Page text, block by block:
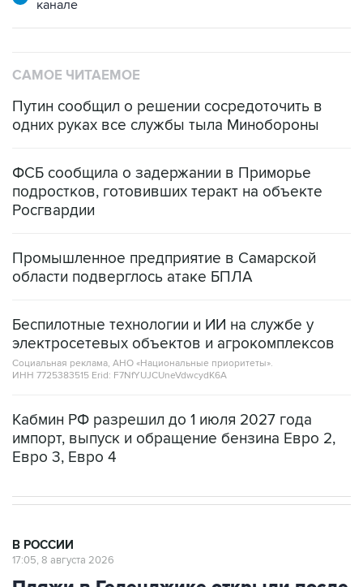
канале
САМОЕ ЧИТАЕМОЕ
Путин сообщил о решении сосредоточить в
одних руках все службы тыла Минобороны
ФСБ сообщила о задержании в Приморье
подростков, готовивших теракт на объекте
Росгвардии
Промышленное предприятие в Самарской
области подверглось атаке БПЛА
Беспилотные технологии и ИИ на службе у
электросетевых объектов и агрокомплексов
Социальная реклама, АНО «Национальные приоритеты».
ИНН 7725383515 Erid: F7NfYUJCUneVdwcydK6A
Кабмин РФ разрешил до 1 июля 2027 года
импорт, выпуск и обращение бензина Евро 2,
Евро 3, Евро 4
В РОССИИ
17:05, 8 августа 2026